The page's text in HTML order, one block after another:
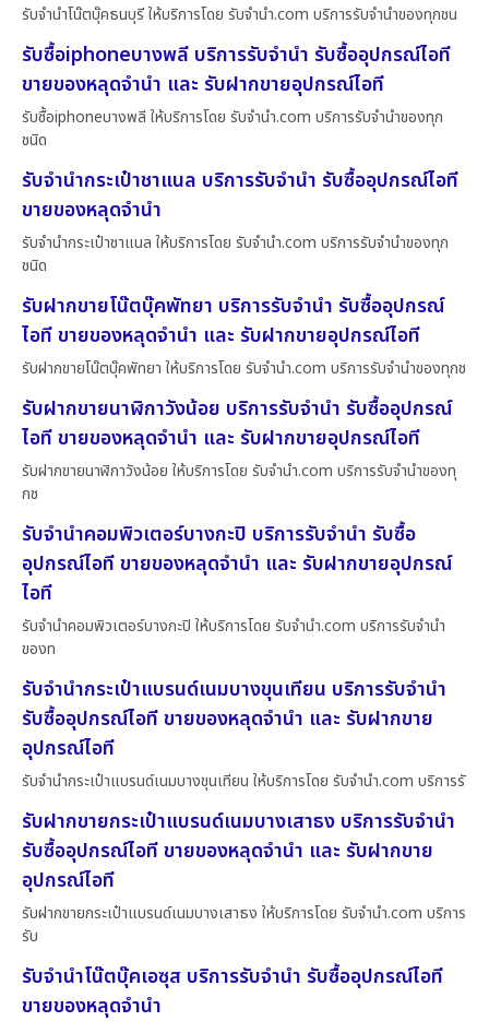
รับจำนำโน๊ตบุ๊คธนบุรี ให้บริการโดย รับจํานํา.com บริการรับจำนำของทุกชน
รับซื้อiphoneบางพลี บริการรับจำนำ รับซื้ออุปกรณ์ไอที
ขายของหลุดจำนำ และ รับฝากขายอุปกรณ์ไอที
รับซื้อiphoneบางพลี ให้บริการโดย รับจํานํา.com บริการรับจำนำของทุก
ชนิด
รับจำนำกระเป๋าชาแนล บริการรับจำนำ รับซื้ออุปกรณ์ไอที
ขายของหลุดจำนำ
รับจำนำกระเป๋าชาแนล ให้บริการโดย รับจํานํา.com บริการรับจำนำของทุก
ชนิด
รับฝากขายโน๊ตบุ๊คพัทยา บริการรับจำนำ รับซื้ออุปกรณ์
ไอที ขายของหลุดจำนำ และ รับฝากขายอุปกรณ์ไอที
รับฝากขายโน๊ตบุ๊คพัทยา ให้บริการโดย รับจํานํา.com บริการรับจำนำของทุกช
รับฝากขายนาฬิกาวังน้อย บริการรับจำนำ รับซื้ออุปกรณ์
ไอที ขายของหลุดจำนำ และ รับฝากขายอุปกรณ์ไอที
รับฝากขายนาฬิกาวังน้อย ให้บริการโดย รับจํานํา.com บริการรับจำนำของทุ
กช
รับจำนำคอมพิวเตอร์บางกะปิ บริการรับจำนำ รับซื้อ
อุปกรณ์ไอที ขายของหลุดจำนำ และ รับฝากขายอุปกรณ์
ไอที
รับจำนำคอมพิวเตอร์บางกะปิ ให้บริการโดย รับจํานํา.com บริการรับจำนำ
ของท
รับจำนำกระเป๋าแบรนด์เนมบางขุนเทียน บริการรับจำนำ
รับซื้ออุปกรณ์ไอที ขายของหลุดจำนำ และ รับฝากขาย
อุปกรณ์ไอที
รับจำนำกระเป๋าแบรนด์เนมบางขุนเทียน ให้บริการโดย รับจํานํา.com บริการรั
รับฝากขายกระเป๋าแบรนด์เนมบางเสาธง บริการรับจำนำ
รับซื้ออุปกรณ์ไอที ขายของหลุดจำนำ และ รับฝากขาย
อุปกรณ์ไอที
รับฝากขายกระเป๋าแบรนด์เนมบางเสาธง ให้บริการโดย รับจํานํา.com บริการ
รับ
รับจำนำโน๊ตบุ๊คเอซุส บริการรับจำนำ รับซื้ออุปกรณ์ไอที
ขายของหลุดจำนำ